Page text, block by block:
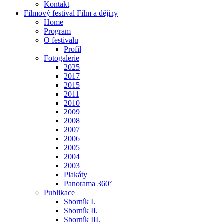
Kontakt
Filmový festival Film a dějiny
Home
Program
O festivalu
Profil
Fotogalerie
2025
2017
2015
2011
2010
2009
2008
2007
2006
2005
2004
2003
Plakáty
Panorama 360°
Publikace
Sborník I.
Sborník II.
Sborník III.